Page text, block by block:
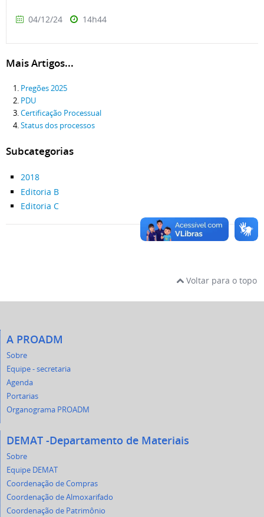
04/12/24 14h44
Mais Artigos...
Pregões 2025
PDU
Certificação Processual
Status dos processos
Subcategorias
2018
Editoria B
Editoria C
Voltar para o topo
A PROADM
Sobre
Equipe - secretaria
Agenda
Portarias
Organograma PROADM
DEMAT -Departamento de Materiais
Sobre
Equipe DEMAT
Coordenação de Compras
Coordenação de Almoxarifado
Coordenação de Patrimônio